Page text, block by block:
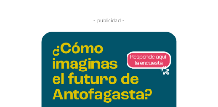
- publicidad -